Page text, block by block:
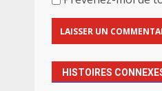
HISTOIRES